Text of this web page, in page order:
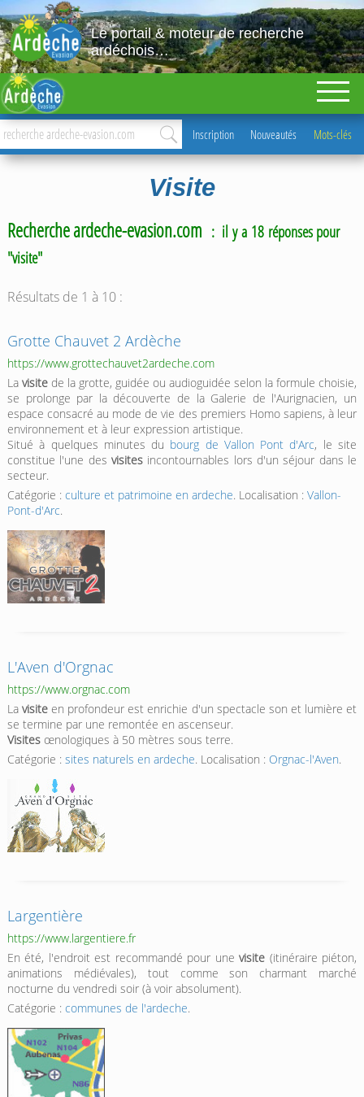
Le portail & moteur de recherche
ardéchois…
Inscription Nouveautés Mots-clés
Visite
Recherche ardeche-evasion.com : il y a 18 réponses pour
"visite"
Résultats de 1 à 10 :
Grotte Chauvet 2 Ardèche
https://www.grottechauvet2ardeche.com
La visitede la grotte, guidée ou audioguidée selon la formule choisie,
se prolonge par la découverte de la Galerie de l'Aurignacien, un
espace consacré au mode de vie des premiers Homo sapiens, à leur
environnement et à leur expression artistique.
Situé à quelques minutes du bourg de Vallon Pont d'Arc, le site
constitue l'une des visitesincontournables lors d'un séjour dans le
secteur.
Catégorie : culture et patrimoine en ardeche. Localisation : Vallon-
Pont-d'Arc.
L'Aven d'Orgnac
https://www.orgnac.com
Lavisite en profondeur est enrichie d'un spectacle son et lumière et
se termine par une remontée en ascenseur.
Visitesœnologiques à 50 mètres sous terre.
Catégorie : sites naturels en ardeche. Localisation : Orgnac-l'Aven.
Largentière
https://www.largentiere.fr
En été, l'endroit est recommandé pour unevisite (itinéraire piéton,
animations médiévales), tout comme son charmant marché
nocturne du vendredi soir (à voir absolument).
Catégorie : communes de l'ardeche.